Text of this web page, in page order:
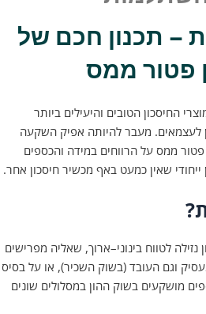
חכם של
ממס
הטובים והיעילים ביותר
מעבר להיותה אפיק השקעה
על הרווחים במידה והכספים
כמעט באף מכשיר חיסכון אחר.
בינוני–ארוך, שאליה מפרישים
העובד (בשוק השכיר), או על בסיס
בשוק ההון במסלולים שונים